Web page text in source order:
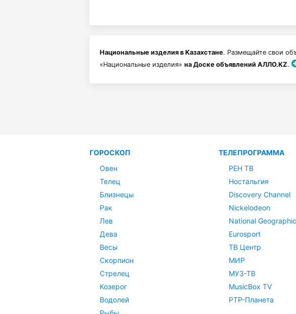
Национальные изделия в Казахстане. Размещайте свои
«Национальные изделия» на Доске объявлений АЛЛО.KZ.
ГОРОСКОП
Овен
Телец
Близнецы
Рак
Лев
Дева
Весы
Скорпион
Стрелец
Козерог
Водолей
ТЕЛЕПРОГРАММА
РЕН ТВ
Ностальгия
Discovery Channel
Nickelodeon
National Geographic
Eurosport
ТВ Центр
МИР
МУЗ-ТВ
MusicBox TV
РТР-Планета